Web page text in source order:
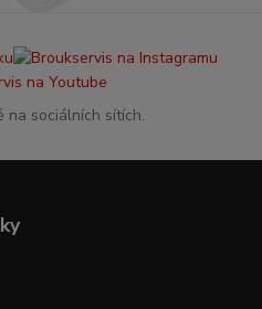
na sociálních sítích.